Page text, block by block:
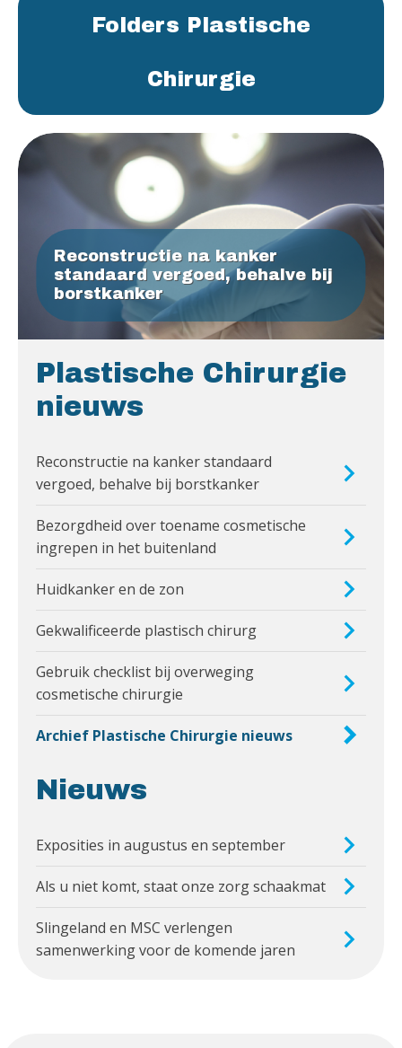
Folders Plastische
Chirurgie
Reconstructie na kanker
standaard vergoed, behalve bij
borstkanker
Plastische Chirurgie
nieuws
Reconstructie na kanker standaard
vergoed, behalve bij borstkanker
Bezorgdheid over toename cosmetische
ingrepen in het buitenland
Huidkanker en de zon
Gekwalificeerde plastisch chirurg
Gebruik checklist bij overweging
cosmetische chirurgie
Archief Plastische Chirurgie nieuws
Nieuws
Exposities in augustus en september
Als u niet komt, staat onze zorg schaakmat
Slingeland en MSC verlengen
samenwerking voor de komende jaren